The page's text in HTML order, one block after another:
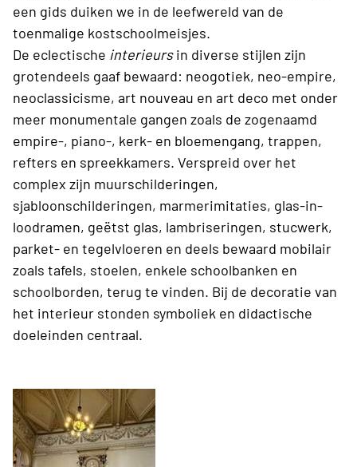
een gids duiken we in de leefwereld van de
toenmalige kostschoolmeisjes.
De eclectische interieursin diverse stijlen zijn
grotendeels gaaf bewaard: neogotiek, neo-empire,
neoclassicisme, art nouveau en art deco met onder
meer monumentale gangen zoals de zogenaamd
empire-, piano-, kerk- en bloemengang, trappen,
refters en spreekkamers. Verspreid over het
complex zijn muurschilderingen,
sjabloonschilderingen, marmerimitaties, glas-in-
loodramen, geëtst glas, lambriseringen, stucwerk,
parket- en tegelvloeren en deels bewaard mobilair
zoals tafels, stoelen, enkele schoolbanken en
schoolborden, terug te vinden. Bij de decoratie van
het interieur stonden symboliek en didactische
doeleinden centraal.